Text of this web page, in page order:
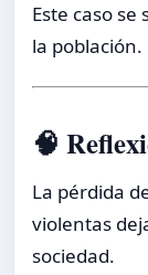
Este caso
la población.
🧠
La pérdida
violentas
sociedad.